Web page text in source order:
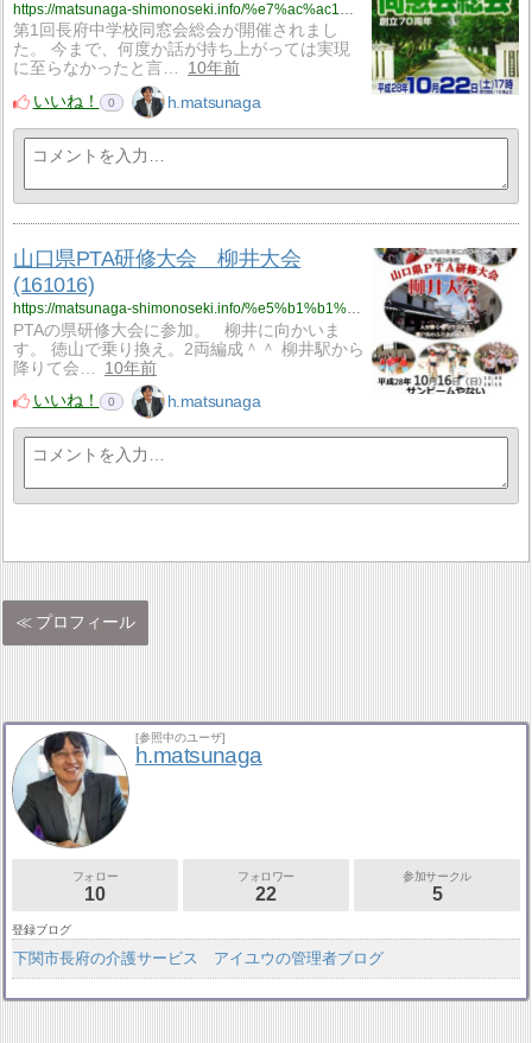
https://matsunaga-shimonoseki.info/%e7%ac%ac1%e5%9b%9e%e9%95%b7%e5%ba%9c%e4%b8%ad%e5%ad%a6%e6%a0%a1%e3%80%80%e5%90%8c%e7%aa%93%e4%bc%9a%e7%b7%8f%e4%bc%9a%e3%81%ab%e5%8f%82%e5%8a%a0%e3%80%82/
第1回長府中学校同窓会総会が開催されまし
た。 今まで、何度か話が持ち上がっては実現
に至らなかったと言…
10年前
いいね！
0 h.matsunaga
山口県PTA研修大会 柳井大会
(161016)
https://matsunaga-shimonoseki.info/%e5%b1%b1%e5%8f%a3%e7%9c%8cpta%e7%a0%94%e4%bf%ae%e5%a4%a7%e4%bc%9a%e3%80%80%e6%9f%b3%e4%ba%95%e5%a4%a7%e4%bc%9a161016/
PTAの県研修大会に参加。 柳井に向かいま
す。 徳山で乗り換え。2両編成＾＾ 柳井駅から
降りて会…
10年前
いいね！
0 h.matsunaga
プロフィール
[参照中のユーザ]
h.matsunaga
フォロー
10
フォロワー
22
参加サークル
5
登録ブログ
下関市長府の介護サービス アイユウの管理者ブログ